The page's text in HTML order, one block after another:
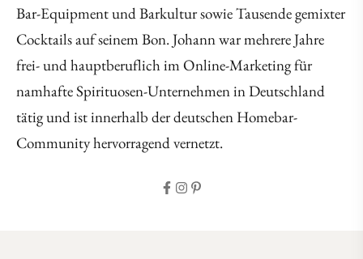
Bar-Equipment und Barkultur sowie Tausende gemixter
Cocktails auf seinem Bon. Johann war mehrere Jahre
frei- und hauptberuflich im Online-Marketing für
namhafte Spirituosen-Unternehmen in Deutschland
tätig und ist innerhalb der deutschen Homebar-
Community hervorragend vernetzt.